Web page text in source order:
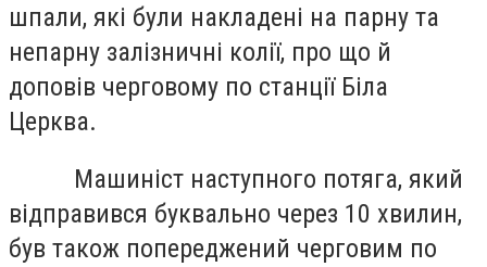
шпали, які були накладені на парну та
непарну залізничні колії, про що й
доповів черговому по станції Біла
Церква.
Машиніст наступного потяга, який
відправився буквально через 10 хвилин,
був також попереджений черговим по